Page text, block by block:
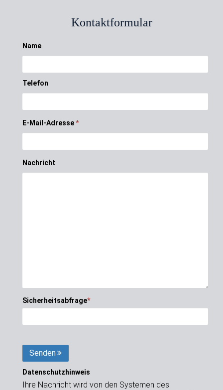
Kontaktformular
Name
Telefon
E-Mail-Adresse*
Nachricht
Sicherheitsabfrage*
Senden
Datenschutzhinweis
Ihre Nachricht wird von den Systemen des